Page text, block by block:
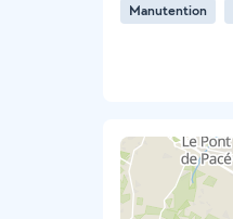
Manutention